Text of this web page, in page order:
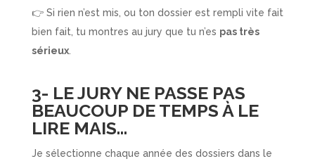
👉 Si rien n’est mis, ou ton dossier est rempli vite fait
bien fait, tu montres au jury que tu n’es pas très
sérieux.
3- LE JURY NE PASSE PAS
BEAUCOUP DE TEMPS À LE
LIRE MAIS…
Je sélectionne chaque année des dossiers dans le